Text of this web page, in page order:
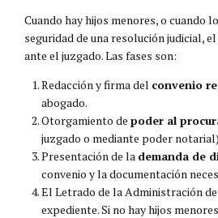
Cuando hay hijos menores, o cuando
seguridad de una resolución judicial,
ante el juzgado. Las fases son:
Redacción y firma del convenio
abogado.
Otorgamiento de poder al
juzgado o mediante poder
Presentación de la demanda de
convenio y la documentación
El Letrado de la Administración de
expediente. Si no hay hijos